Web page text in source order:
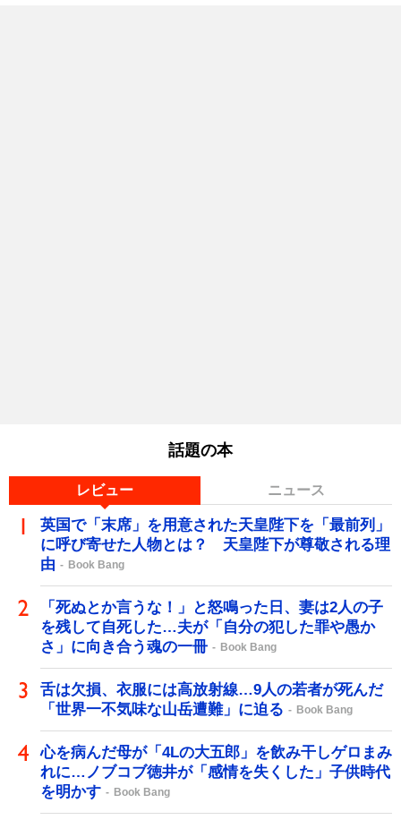
話題の本
レビュー ニュース
英国で「末席」を用意された天皇陛下を「最前列」
に呼び寄せた人物とは？ 天皇陛下が尊敬される理
由
Book Bang
「死ぬとか言うな！」と怒鳴った日、妻は2人の子
を残して自死した…夫が「自分の犯した罪や愚か
さ」に向き合う魂の一冊
Book Bang
舌は欠損、衣服には高放射線…9人の若者が死んだ
「世界一不気味な山岳遭難」に迫る
Book Bang
心を病んだ母が「4Lの大五郎」を飲み干しゲロまみ
れに…ノブコブ徳井が「感情を失くした」子供時代
を明かす
Book Bang